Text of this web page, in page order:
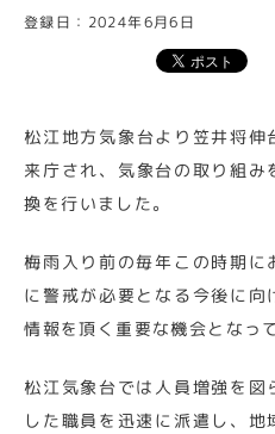
登録日：2024年6月6日
松江地方気象台より笠井将
来庁され、気象台の取り組
換を行いました。
梅雨入り前の毎年この時期
に警戒が必要となる今後に
情報を頂く重要な機会となっ
松江気象台では人員増強を
した職員を迅速に派遣し、